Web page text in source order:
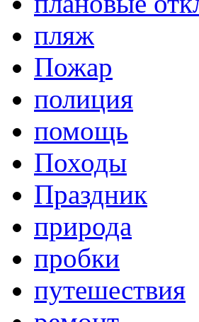
пляж
Пожар
полиция
помощь
Походы
Праздник
природа
пробки
путешествия